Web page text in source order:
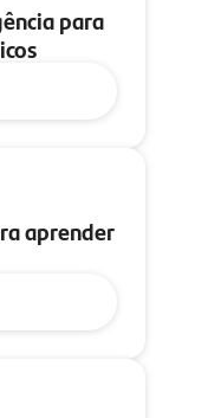
para
aprender